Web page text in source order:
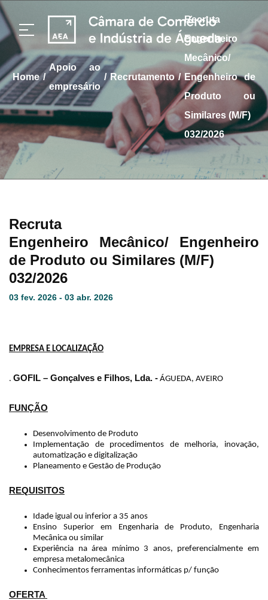
home /
apoio ao
empresário
/ Recrutamento /
Recruta
Engenheiro
Mecânico/
Engenheiro de
Produto ou
Similares (M/F)
032/2026
Recruta
Engenheiro Mecânico/ Engenheiro
de Produto ou Similares (M/F)
032/2026
03 fev. 2026 - 03 abr. 2026
EMPRESA E LOCALIZAÇÃO
. GOFIL – Gonçalves e Filhos, Lda. - ÁGUEDA, AVEIRO
FUNÇÃO
Desenvolvimento de Produto
Implementação de procedimentos de melhoria, inovação,
automatização e digitalização
Planeamento e Gestão de Produção
REQUISITOS
Idade igual ou inferior a 35 anos
Ensino Superior em Engenharia de Produto, Engenharia
Mecânica ou similar
Experiência na área mínimo 3 anos, preferencialmente em
empresa metalomecânica
Conhecimentos ferramentas informáticas p/ função
OFERTA